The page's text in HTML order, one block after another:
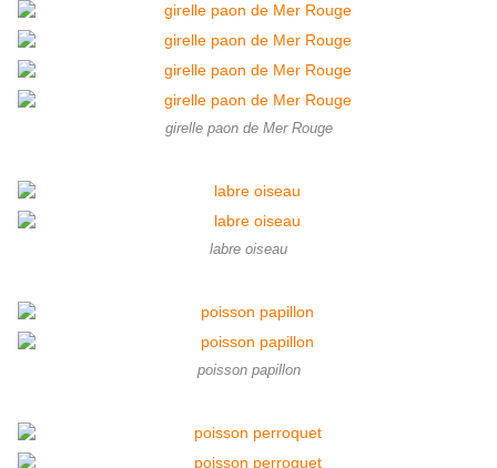
girelle paon de Mer Rouge
labre oiseau
poisson papillon